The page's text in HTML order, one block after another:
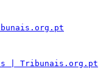
| Tribunais.org.pt